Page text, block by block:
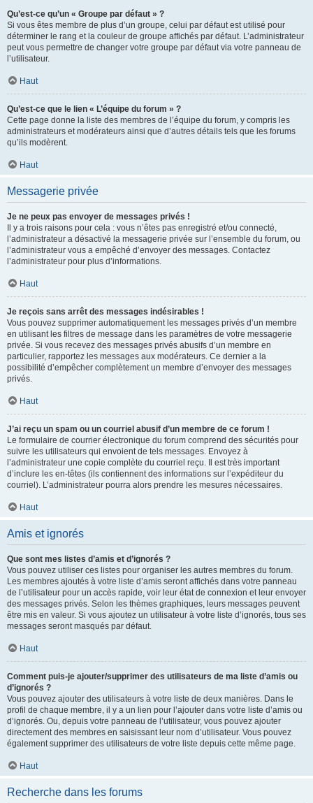
Qu’est-ce qu’un « Groupe par défaut » ?
Si vous êtes membre de plus d’un groupe, celui par défaut est utilisé pour
déterminer le rang et la couleur de groupe affichés par défaut. L’administrateur
peut vous permettre de changer votre groupe par défaut via votre panneau de
l’utilisateur.
Haut
Qu’est-ce que le lien « L’équipe du forum » ?
Cette page donne la liste des membres de l’équipe du forum, y compris les
administrateurs et modérateurs ainsi que d’autres détails tels que les forums
qu’ils modèrent.
Haut
Messagerie privée
Je ne peux pas envoyer de messages privés !
Il y a trois raisons pour cela : vous n’êtes pas enregistré et/ou connecté,
l’administrateur a désactivé la messagerie privée sur l’ensemble du forum, ou
l’administrateur vous a empêché d’envoyer des messages. Contactez
l’administrateur pour plus d’informations.
Haut
Je reçois sans arrêt des messages indésirables !
Vous pouvez supprimer automatiquement les messages privés d’un membre
en utilisant les filtres de message dans les paramètres de votre messagerie
privée. Si vous recevez des messages privés abusifs d’un membre en
particulier, rapportez les messages aux modérateurs. Ce dernier a la
possibilité d’empêcher complètement un membre d’envoyer des messages
privés.
Haut
J’ai reçu un spam ou un courriel abusif d’un membre de ce forum !
Le formulaire de courrier électronique du forum comprend des sécurités pour
suivre les utilisateurs qui envoient de tels messages. Envoyez à
l’administrateur une copie complète du courriel reçu. Il est très important
d’inclure les en-têtes (ils contiennent des informations sur l’expéditeur du
courriel). L’administrateur pourra alors prendre les mesures nécessaires.
Haut
Amis et ignorés
Que sont mes listes d’amis et d’ignorés ?
Vous pouvez utiliser ces listes pour organiser les autres membres du forum.
Les membres ajoutés à votre liste d’amis seront affichés dans votre panneau
de l’utilisateur pour un accès rapide, voir leur état de connexion et leur envoyer
des messages privés. Selon les thèmes graphiques, leurs messages peuvent
être mis en valeur. Si vous ajoutez un utilisateur à votre liste d’ignorés, tous ses
messages seront masqués par défaut.
Haut
Comment puis-je ajouter/supprimer des utilisateurs de ma liste d’amis ou
d’ignorés ?
Vous pouvez ajouter des utilisateurs à votre liste de deux manières. Dans le
profil de chaque membre, il y a un lien pour l’ajouter dans votre liste d’amis ou
d’ignorés. Ou, depuis votre panneau de l’utilisateur, vous pouvez ajouter
directement des membres en saisissant leur nom d’utilisateur. Vous pouvez
également supprimer des utilisateurs de votre liste depuis cette même page.
Haut
Recherche dans les forums